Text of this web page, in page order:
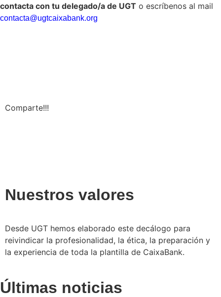
contacta con tu delegado/a de UGT o escríbenos al mail
contacta@ugtcaixabank.org
Comparte!!!
Nuestros valores
Desde UGT hemos elaborado este decálogo para
reivindicar la profesionalidad, la ética, la preparación y
la experiencia de toda la plantilla de CaixaBank.
Últimas noticias